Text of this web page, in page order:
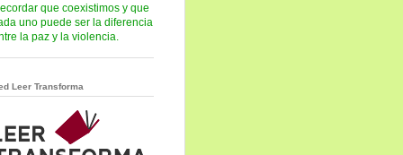
que coexistimos y que
uno puede ser la diferencia
la paz y la violencia.
Leer Transforma